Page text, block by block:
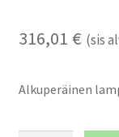
316,01 € (sis
Alkuperäinen